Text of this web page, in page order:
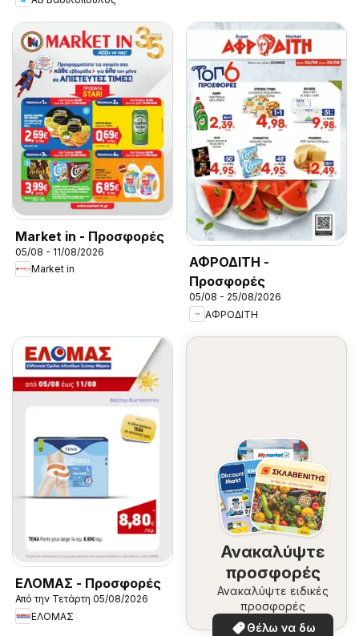
Market in - Προσφορές
05/08 - 11/08/2026
Market in
ΑΦΡΟΔΙΤΗ -
Προσφορές
05/08 - 25/08/2026
ΑΦΡΟΔΙΤΗ
ΕΛΟΜΑΣ - Προσφορές
Από την Τετάρτη 05/08/2026
ΕΛΟΜΑΣ
Ανακαλύψτε
προσφορές
Ανακαλύψτε ειδικές
προσφορές
Θέλω να δω